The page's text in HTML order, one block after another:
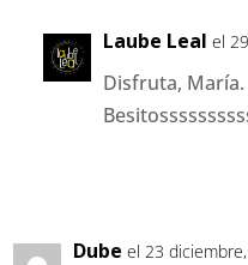
Laube Leal el
Disfruta, María.
Dube el 23